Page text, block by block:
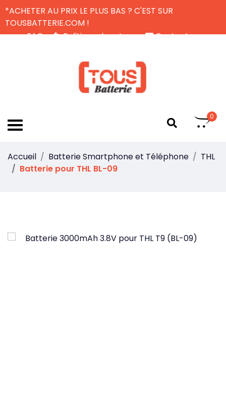
*ACHETER AU PRIX LE PLUS BAS ? C'EST SUR
TOUSBATTERIE.COM !
FAQ
Politique de retour
Contactez-nous
0
Accueil Batterie Smartphone et Téléphone
THL
Batterie pour THL BL-09